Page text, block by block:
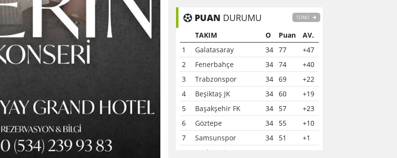
PUAN DURUMU TÜMÜ
TAKIM O Puan
AV.
1
Galatasaray 34 77
+47
2
Fenerbahçe 34 74
+40
3
Trabzonspor 34 69
+22
4
Beşiktaş JK 34 60
+19
5
Başakşehir FK 34 57
+23
6
Göztepe 34 55
+10
7
Samsunspor 34 51
+1
Çaykur Rizespor